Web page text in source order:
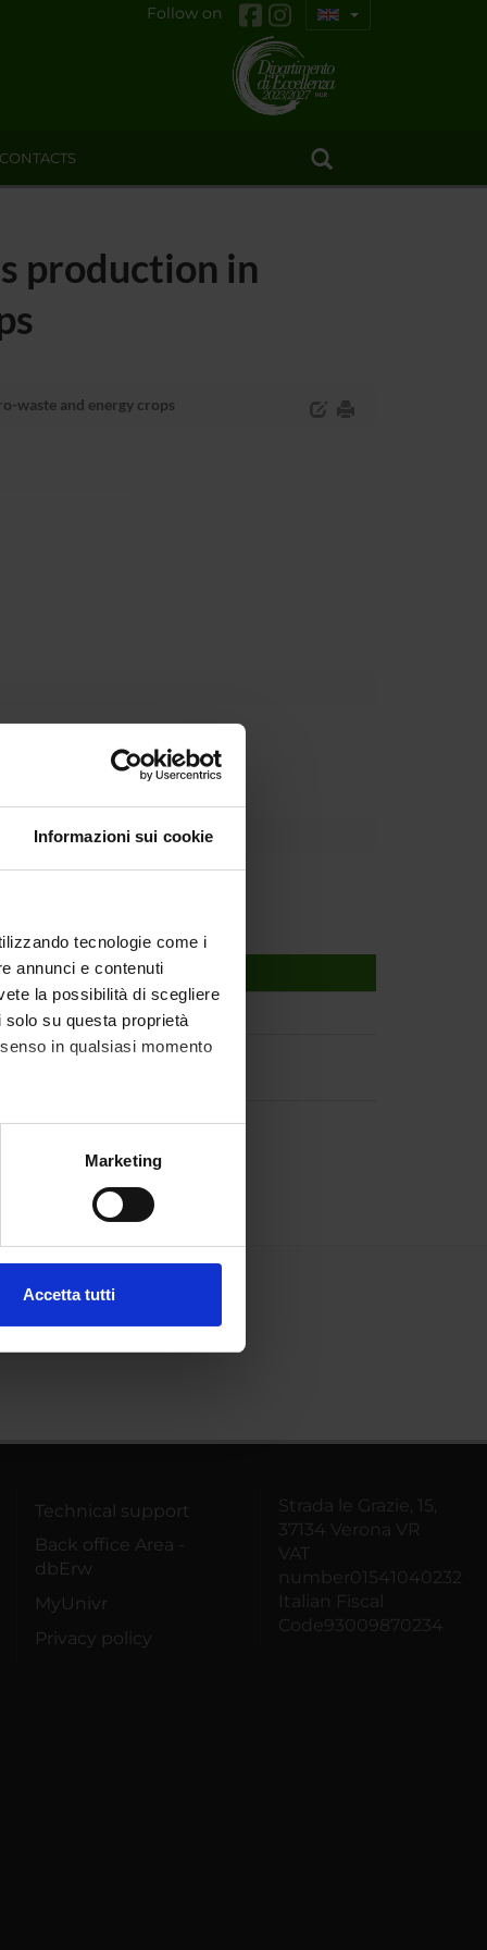
Informazioni sui cookie
tecnologie come i
annunci e contenuti
la possibilità di scegliere
su questa proprietà
in qualsiasi momento
metro,
che hai fornito loro o
Marketing
Accetta tutti
Follow on
CONTACTS
production in
waste and energy crops
Technical support
Back office Area -
dbErw
MyUnivr
Privacy policy
Strada le Grazie, 15,
37134 Verona VR
VAT
number01541040232
Italian Fiscal
Code93009870234